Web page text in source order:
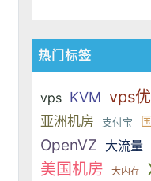
国
于
国
美
于
国
美
于
国
美
热门标签
vps KVM vps
亚洲机房 支付宝
OpenVZ 大流量
美国机房 大内存